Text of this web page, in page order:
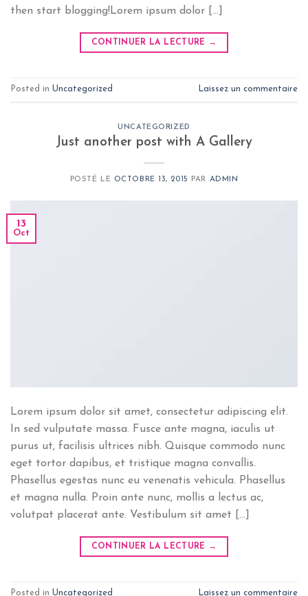
then start blogging!Lorem ipsum dolor […]
CONTINUER LA LECTURE →
Posted in Uncategorized Laissez un commentaire
UNCATEGORIZED
Just another post with A Gallery
POSTÉ LE OCTOBRE 13, 2015 PAR ADMIN
13
Oct
Lorem ipsum dolor sit amet, consectetur adipiscing elit.
In sed vulputate massa. Fusce ante magna, iaculis ut
purus ut, facilisis ultrices nibh. Quisque commodo nunc
eget tortor dapibus, et tristique magna convallis.
Phasellus egestas nunc eu venenatis vehicula. Phasellus
et magna nulla. Proin ante nunc, mollis a lectus ac,
volutpat placerat ante. Vestibulum sit amet […]
CONTINUER LA LECTURE →
Posted in Uncategorized Laissez un commentaire